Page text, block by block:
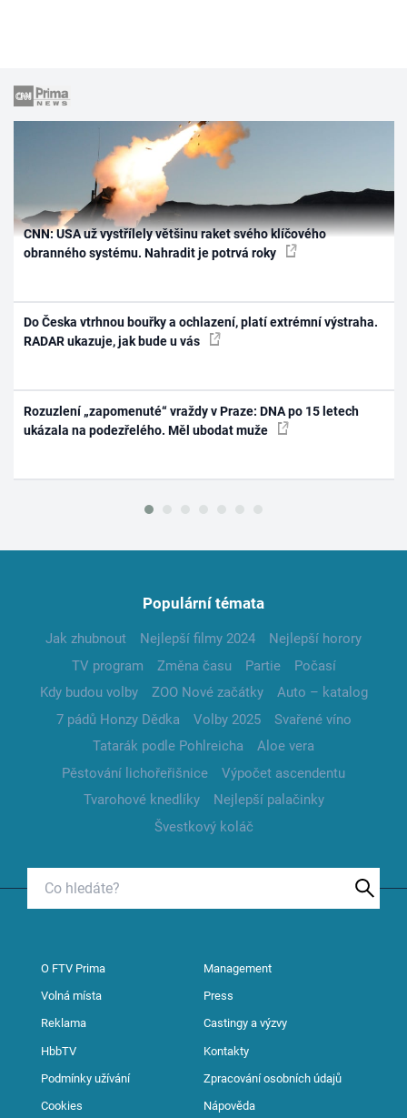
CNN: USA už vystřílely většinu raket svého klíčového
obranného systému. Nahradit je potrvá roky
Do Česka vtrhnou bouřky a ochlazení, platí extrémní výstraha.
RADAR ukazuje, jak bude u vás
Rozuzlení „zapomenuté“ vraždy v Praze: DNA po 15 letech
ukázala na podezřelého. Měl ubodat muže
Populární témata
Jak zhubnout Nejlepší filmy 2024
Nejlepší horory
TV program
Změna času Partie
Počasí
Kdy budou volby
ZOO Nové začátky
Auto – katalog
7 pádů Honzy Dědka
Volby 2025
Svařené víno
Tatarák podle Pohlreicha
Aloe vera
Pěstování lichořeřišnice
Výpočet ascendentu
Tvarohové knedlíky
Nejlepší palačinky
Švestkový koláč
O FTV Prima Management
Volná místa Press
Reklama Castingy a výzvy
HbbTV Kontakty
Podmínky užívání Zpracování osobních údajů
Cookies Nápověda